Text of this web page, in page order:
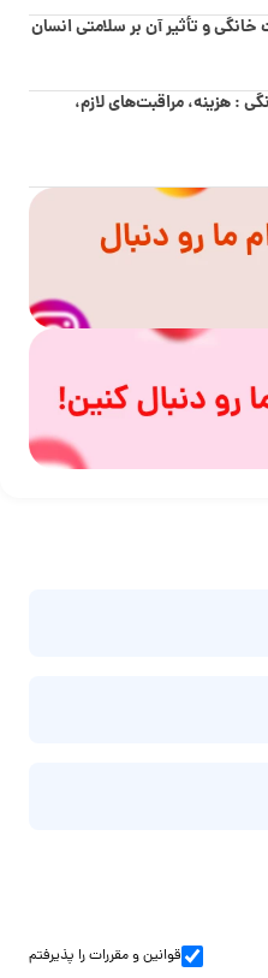
خانگی و تأثیر آن بر سلامتی انسان
: هزینه، مراقبت‌های لازم،
قوانین و مقرراترا پذیرفتم